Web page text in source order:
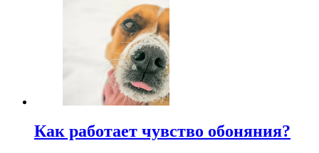
Как работает чувство обоняния?